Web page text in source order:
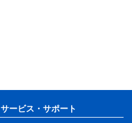
サービス・サポート